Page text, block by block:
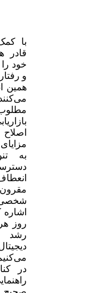
با
قادر
خود
و
همین
به
روز
رشد
در